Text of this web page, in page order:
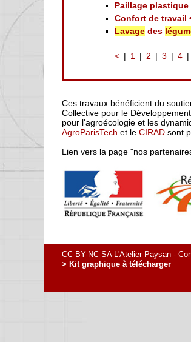
Paillage
Confort de travail
Lavage des
< 1 2 3 4
Ces travaux bénéficient du
Collective pour le
pour l'agroécologie et les
AgroParisTech et le CIRAD sont
Lien vers la page "nos
CC-BY-NC-SA L'Atelier Paysan -
> Kit graphique à télécharger